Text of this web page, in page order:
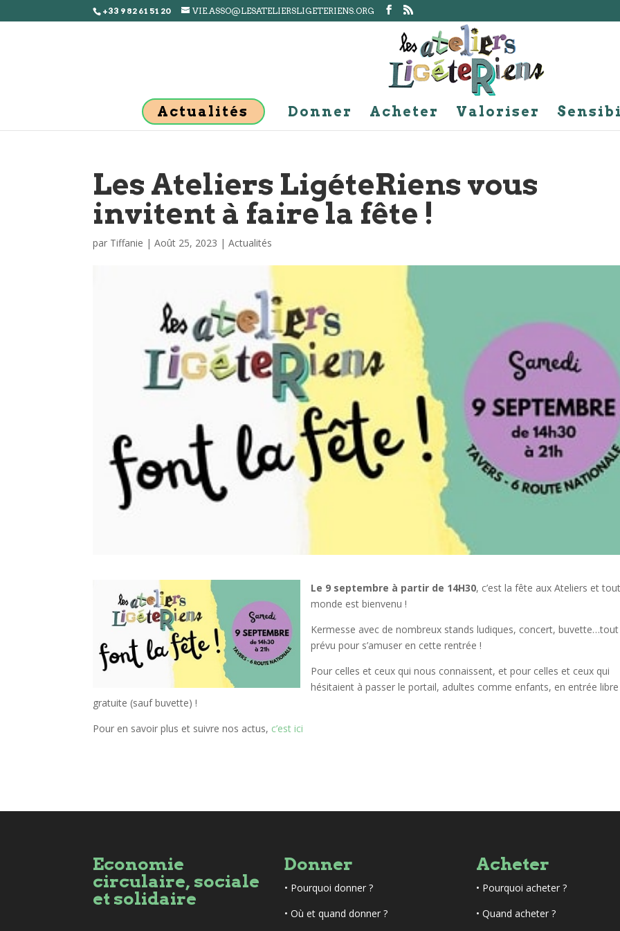
+33 9 82 61 51 20 VIE.ASSO@LESATELIERSLIGETERIENS.ORG
Actualités Donner Acheter Valoriser
Les Ateliers LigéteRiens vous
invitent à faire la fête !
par Tiffanie |Août 25, 2023 |Actualités
Le 9 septembre à partir de 14H30, c’est la fête aux Ateliers et
monde est bienvenu !
Kermesse avec de nombreux stands ludiques, concert,
prévu pour s’amuser en cette rentrée !
Pour celles et ceux qui nous connaissent, et pour celles et ceux qui
hésitaient à passer le portail, adultes comme enfants, en entrée
gratuite (sauf buvette) !
Pour en savoir plus et suivre nos actus, c’est ici
Economie
circulaire, sociale
et solidaire
Donner
• Pourquoi donner ?
• Où et quand donner ?
Acheter
• Pourquoi acheter ?
• Quand acheter ?